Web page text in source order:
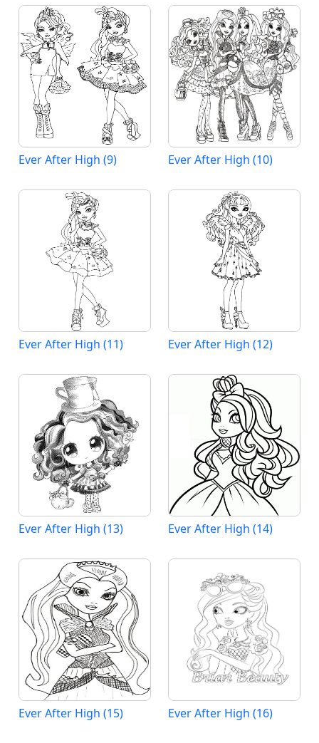
Ever After High (9) Ever After High (10)
Ever After High (11) Ever After High (12)
Ever After High (13) Ever After High (14)
Ever After High (15) Ever After High (16)